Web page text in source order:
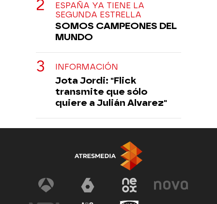
ESPAÑA YA TIENE LA
SEGUNDA ESTRELLA
SOMOS CAMPEONES DEL
MUNDO
INFORMACIÓN
Jota Jordi: "Flick
transmite que sólo
quiere a Julián Alvarez"